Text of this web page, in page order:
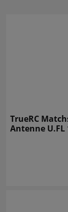
TrueRC
Antenne U.FL